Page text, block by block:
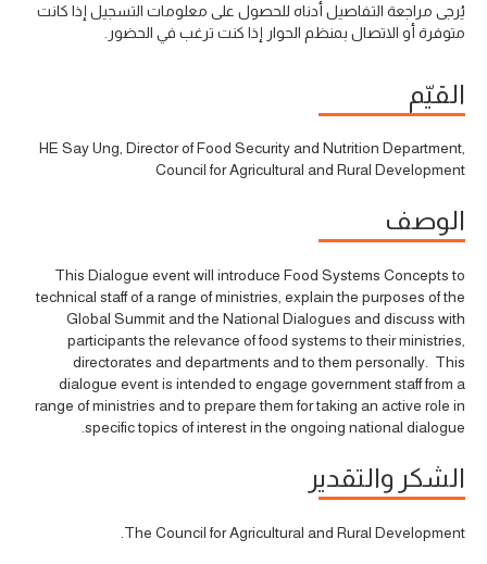
يُرجى مراجعة التفاصيل أدناه للحصول على معلومات التسجيل إذا كانت
متوفرة أو الاتصال بمنظم الحوار إذا كنت ترغب في الحضور.
القيّم
HE Say Ung, Director of Food Security and Nutrition Department,
Council for Agricultural and Rural Development
الوصف
This Dialogue event will introduce Food Systems Concepts to
technical staff of a range of ministries, explain the purposes of the
Global Summit and the National Dialogues and discuss with
participants the relevance of food systems to their ministries,
directorates and departments and to them personally. This
dialogue event is intended to engage government staff from a
range of ministries and to prepare them for taking an active role in
specific topics of interest in the ongoing national dialogue.
الشكر والتقدير
The Council for Agricultural and Rural Development.